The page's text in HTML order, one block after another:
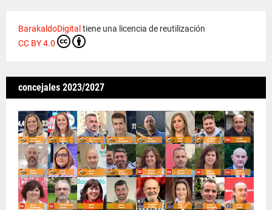
BarakaldoDigital tiene una licencia de reutilización
CC BY 4.0
concejales 2023/2027